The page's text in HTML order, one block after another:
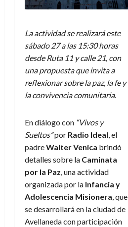
La actividad se realizará este
sábado 27 a las 15:30 horas
desde Ruta 11 y calle 21, con
una propuesta que invita a
reflexionar sobre la paz, la fe y
la convivencia comunitaria.
En diálogo con “Vivos y
Sueltos”por Radio Ideal, el
padreWalter Venica brindó
detalles sobre la Caminata
por la Paz, una actividad
organizada por la Infancia y
Adolescencia Misionera, que
se desarrollará en la ciudad de
Avellaneda con participación